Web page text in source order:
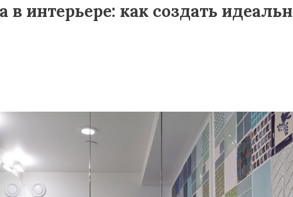
интерьере: как создать